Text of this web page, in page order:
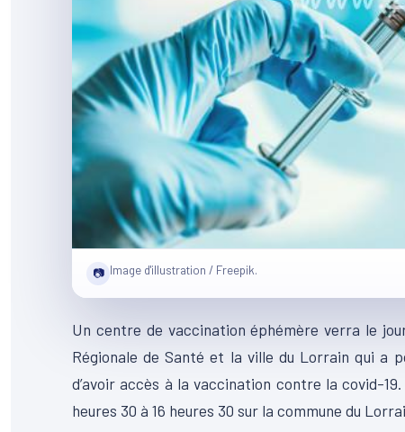
📷 Image d'illustration / Freepik.
Un centre de vaccination éphémère verra le
Régionale de Santé et la ville du Lorrain qui a
d’avoir accès à la vaccination contre la covid-
heures 30 à 16 heures 30 sur la commune du